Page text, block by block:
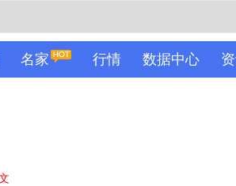
名家 行情 数据中心